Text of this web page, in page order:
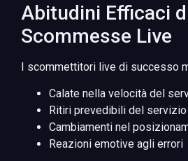
Abitudini Efficaci
Scommesse Live
I scommettitori live di successo
Calate nella velocità del
Ritiri prevedibili del servizio
Cambiamenti nel
Reazioni emotive agli errori